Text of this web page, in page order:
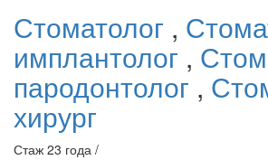
Стоматолог ,
имплантолог ,
пародонтолог ,
хирург
Стаж 23 года /